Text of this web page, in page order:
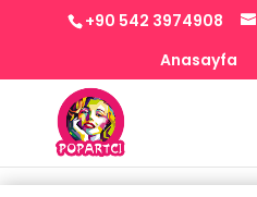
+90 542 3974908
Anasayfa